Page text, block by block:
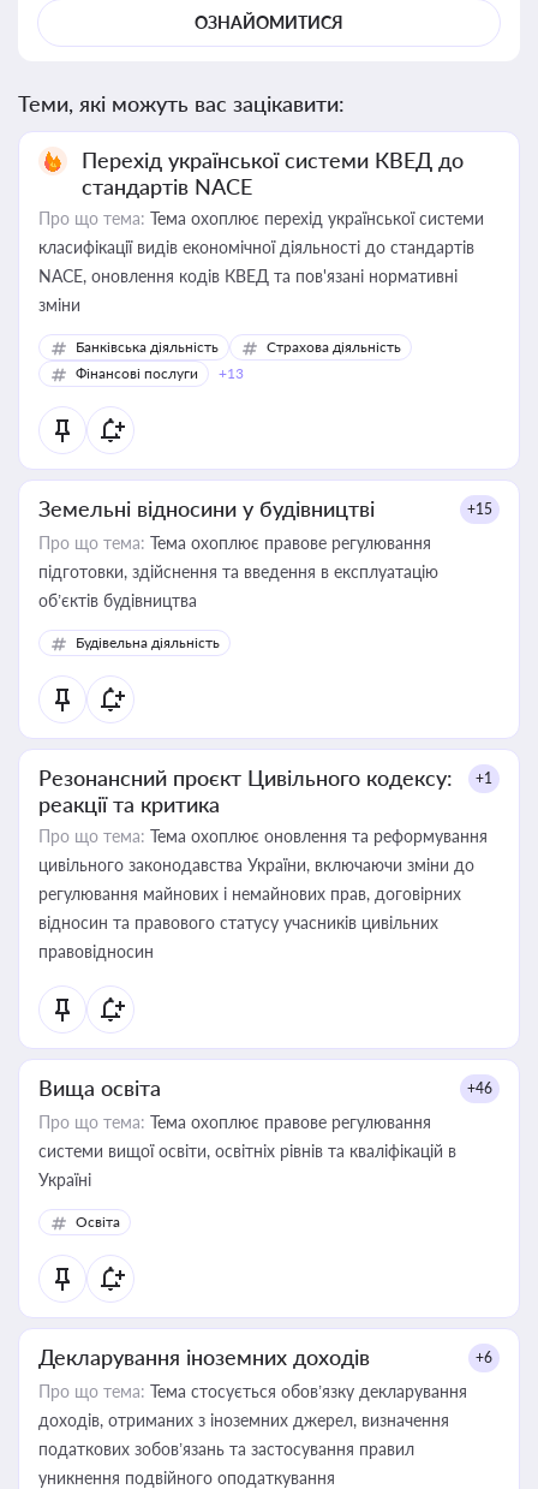
ОЗНАЙОМИТИСЯ
Теми, які можуть вас зацікавити:
Перехід української системи КВЕД до
стандартів NACE
Про що тема: Тема охоплює перехід української системи
класифікації видів економічної діяльності до стандартів
NACE, оновлення кодів КВЕД та пов'язані нормативні
зміни
Банківська діяльність
Страхова діяльність
Фінансові послуги
+13
Земельні відносини у будівництві +15
Про що тема: Тема охоплює правове регулювання
підготовки, здійснення та введення в експлуатацію
об’єктів будівництва
Будівельна діяльність
Резонансний проєкт Цивільного кодексу:
реакції та критика
+1
Про що тема: Тема охоплює оновлення та реформування
цивільного законодавства України, включаючи зміни до
регулювання майнових і немайнових прав, договірних
відносин та правового статусу учасників цивільних
правовідносин
Вища освіта +46
Про що тема: Тема охоплює правове регулювання
системи вищої освіти, освітніх рівнів та кваліфікацій в
Україні
Освіта
Декларування іноземних доходів +6
Про що тема: Тема стосується обов’язку декларування
доходів, отриманих з іноземних джерел, визначення
податкових зобов’язань та застосування правил
уникнення подвійного оподаткування